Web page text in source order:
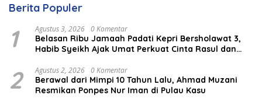
Berita Populer
1 Agustus 3, 2026 0 Komentar
Belasan Ribu Jamaah Padati Kepri Bersholawat 3,
Habib Syeikh Ajak Umat Perkuat Cinta Rasul dan
2 Agustus 2, 2026 0 Komentar
Berawal dari Mimpi 10 Tahun Lalu, Ahmad Muzani
Resmikan Ponpes Nur Iman di Pulau Kasu